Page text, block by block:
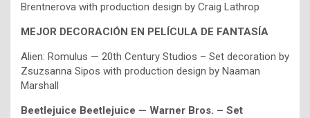
Brentnerova with production design by Craig Lathrop
MEJOR DECORACIÓN EN PELÍCULA DE FANTASÍA
Alien: Romulus — 20th Century Studios – Set decoration by
Zsuzsanna Sipos with production design by Naaman
Marshall
Beetlejuice Beetlejuice — Warner Bros. – Set